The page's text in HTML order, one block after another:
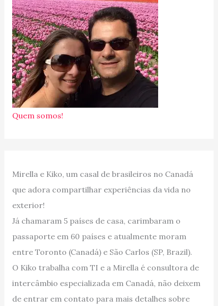
Quem somos!
Mirella e Kiko, um casal de brasileiros no Canadá
que adora compartilhar experiências da vida no
exterior!
Já chamaram 5 países de casa, carimbaram o
passaporte em 60 países e atualmente moram
entre Toronto (Canadá) e São Carlos (SP, Brazil).
O Kiko trabalha com TI e a Mirella é consultora de
intercâmbio especializada em Canadá, não deixem
de entrar em contato para mais detalhes sobre